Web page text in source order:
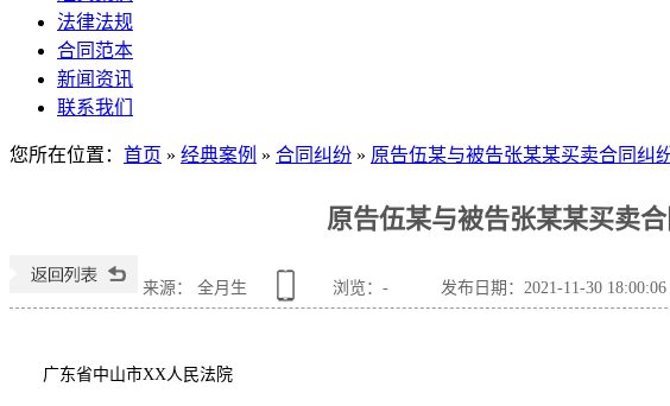
法律法规
合同范本
新闻资讯
联系我们
您所在位置 ： 首页 » 经典案例 » 合同纠纷 » 原告伍某与被告张某某买卖合同纠
原告伍某与被告张某某买卖
来源： 全月生 浏览： - 发布日期：2021-11-30 18:00:06
广东省中山市XX人民法院